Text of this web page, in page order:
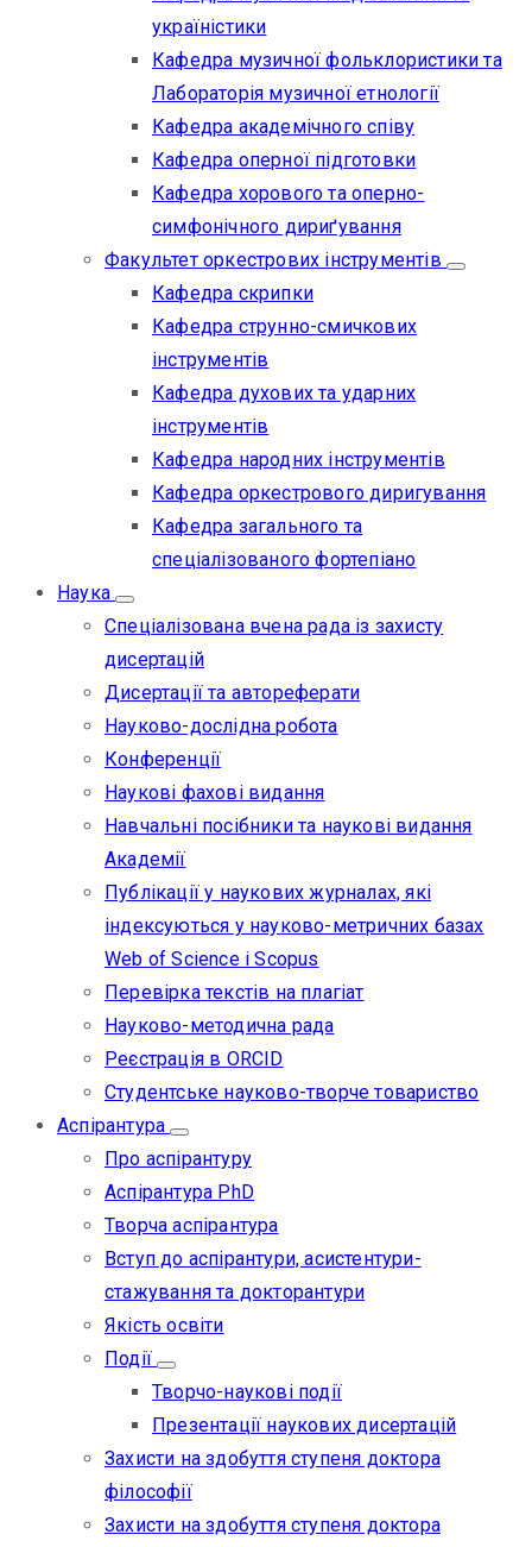
україністики
Кафедра музичної фольклористики та
Лабораторія музичної етнології
Кафедра академічного співу
Кафедра оперної підготовки
Кафедра хорового та оперно-
симфонічного дириґування
Факультет оркестрових інструментів
Кафедра скрипки
Кафедра струнно-смичкових
інструментів
Кафедра духових та ударних
інструментів
Кафедра народних інструментів
Кафедра оркестрового диригування
Кафедра загального та
спеціалізованого фортепіано
Наука
Спеціалізована вчена рада із захисту
дисертацій
Дисертації та автореферати
Науково-дослідна робота
Конференції
Наукові фахові видання
Навчальні посібники та наукові видання
Академії
Публікації у наукових журналах, які
індексуються у науково-метричних базах
Web of Science i Scopus
Перевірка текстів на плагіат
Науково-методична рада
Реєстрація в ORCID
Студентське науково-творче товариство
Аспірантура
Про аспірантуру
Аспірантура PhD
Творча аспірантура
Вступ до аспірантури, асистентури-
стажування та докторантури
Якість освіти
Події
Творчо-наукові події
Презентації наукових дисертацій
Захисти на здобуття ступеня доктора
філософії
Захисти на здобуття ступеня доктора